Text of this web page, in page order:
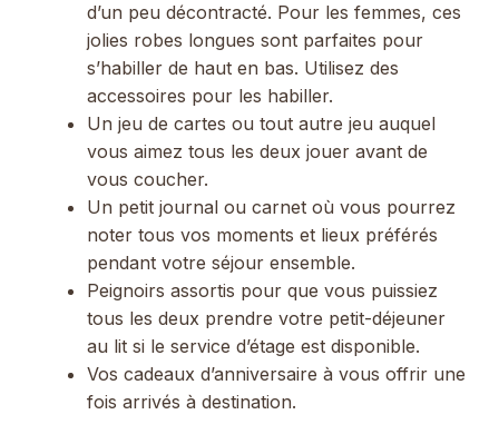
d’un peu décontracté. Pour les femmes, ces
jolies robes longues sont parfaites pour
s’habiller de haut en bas. Utilisez des
accessoires pour les habiller.
Un jeu de cartes ou tout autre jeu auquel
vous aimez tous les deux jouer avant de
vous coucher.
Un petit journal ou carnet où vous pourrez
noter tous vos moments et lieux préférés
pendant votre séjour ensemble.
Peignoirs assortis pour que vous puissiez
tous les deux prendre votre petit-déjeuner
au lit si le service d’étage est disponible.
Vos cadeaux d’anniversaire à vous offrir une
fois arrivés à destination.